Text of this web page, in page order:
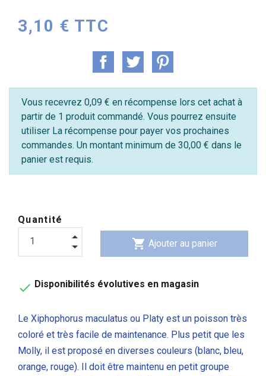
3,10 € TTC
Vous recevrez 0,09 € en récompense lors cet achat à
partir de 1 produit commandé. Vous pourrez ensuite
utiliser La récompense pour payer vos prochaines
commandes. Un montant minimum de 30,00 € dans le
panier est requis.
Quantité
shopping_cart Ajouter au panier
 Disponibilités évolutives en magasin
Le Xiphophorus maculatus ou Platy est un poisson très
coloré et très facile de maintenance. Plus petit que les
Molly, il est proposé en diverses couleurs (blanc, bleu,
orange, rouge). Il doit être maintenu en petit groupe